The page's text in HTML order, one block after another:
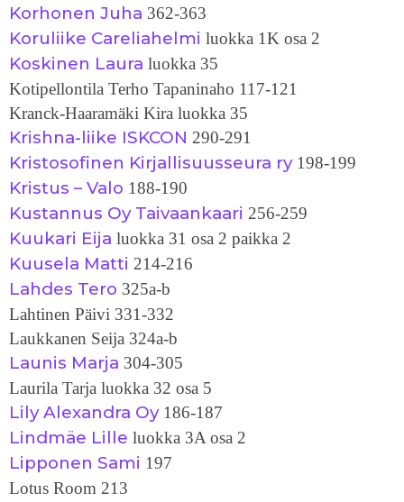
Korhonen Juha 362-363
Koruliike Careliahelmi luokka 1K osa 2
Koskinen Laura luokka 35
Kotipellontila Terho Tapaninaho 117-121
Kranck-Haaramäki Kira luokka 35
Krishna-liike ISKCON 290-291
Kristosofinen Kirjallisuusseura ry198-199
Kristus – Valo 188-190
Kustannus Oy Taivaankaari 256-259
Kuukari Eija luokka 31 osa 2 paikka 2
Kuusela Matti 214-216
Lahdes Tero 325a-b
Lahtinen Päivi 331-332
Laukkanen Seija 324a-b
Launis Marja 304-305
Laurila Tarja luokka 32 osa 5
Lily Alexandra Oy186-187
Lindmäe Lille luokka 3A osa 2
Lipponen Sami 197
Lotus Room 213